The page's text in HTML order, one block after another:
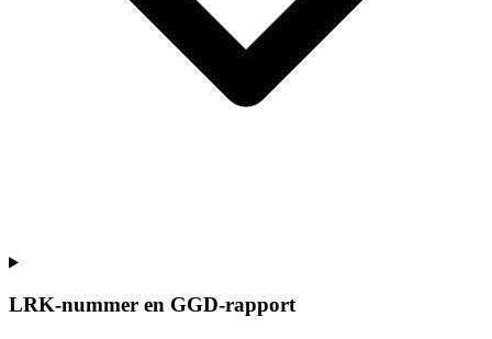
LRK-nummer en GGD-rapport